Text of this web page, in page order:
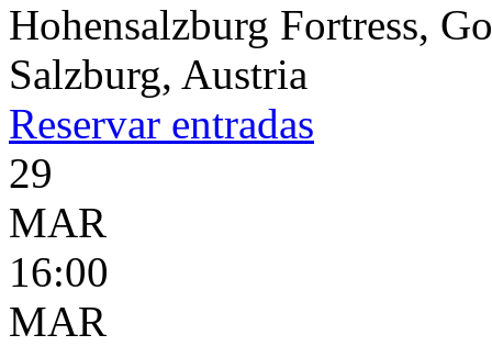
Hohensalzburg Fortress,
Salzburg, Austria
Reservar entradas
29
MAR
16:00
MAR